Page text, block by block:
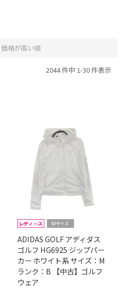
価格が高い順
2044 件中 1-30 件表示
ADIDAS GOLF アディダス
ゴルフ HG6925 ジップパー
カー ホワイト系 サイズ：M
ランク：B 【中古】ゴルフ
ウェア